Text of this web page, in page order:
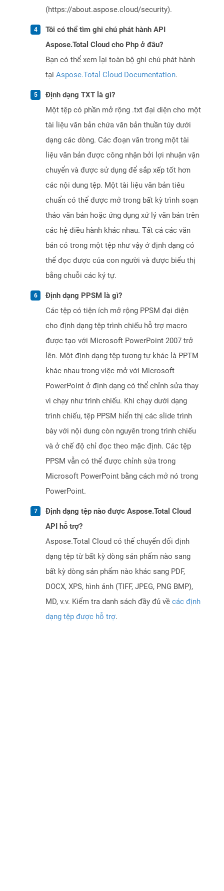
(https://about.aspose.cloud/security).
Tôi có thể tìm ghi chú phát hành API
Aspose.Total Cloud cho Php ở đâu?
Bạn có thể xem lại toàn bộ ghi chú phát hành
tại Aspose.Total Cloud Documentation.
Định dạng TXT là gì?
Một tệp có phần mở rộng .txt đại diện cho một
tài liệu văn bản chứa văn bản thuần túy dưới
dạng các dòng. Các đoạn văn trong một tài
liệu văn bản được công nhận bởi lợi nhuận vận
chuyển và được sử dụng để sắp xếp tốt hơn
các nội dung tệp. Một tài liệu văn bản tiêu
chuẩn có thể được mở trong bất kỳ trình soạn
thảo văn bản hoặc ứng dụng xử lý văn bản trên
các hệ điều hành khác nhau. Tất cả các văn
bản có trong một tệp như vậy ở định dạng có
thể đọc được của con người và được biểu thị
bằng chuỗi các ký tự.
Định dạng PPSM là gì?
Các tệp có tiện ích mở rộng PPSM đại diện
cho định dạng tệp trình chiếu hỗ trợ macro
được tạo với Microsoft PowerPoint 2007 trở
lên. Một định dạng tệp tương tự khác là PPTM
khác nhau trong việc mở với Microsoft
PowerPoint ở định dạng có thể chỉnh sửa thay
vì chạy như trình chiếu. Khi chạy dưới dạng
trình chiếu, tệp PPSM hiển thị các slide trình
bày với nội dung còn nguyên trong trình chiếu
và ở chế độ chỉ đọc theo mặc định. Các tệp
PPSM vẫn có thể được chỉnh sửa trong
Microsoft PowerPoint bằng cách mở nó trong
PowerPoint.
Định dạng tệp nào được Aspose.Total Cloud
API hỗ trợ?
Aspose.Total Cloud có thể chuyển đổi định
dạng tệp từ bất kỳ dòng sản phẩm nào sang
bất kỳ dòng sản phẩm nào khác sang PDF,
DOCX, XPS, hình ảnh (TIFF, JPEG, PNG BMP),
MD, v.v. Kiểm tra danh sách đầy đủ về các định
dạng tệp được hỗ trợ.